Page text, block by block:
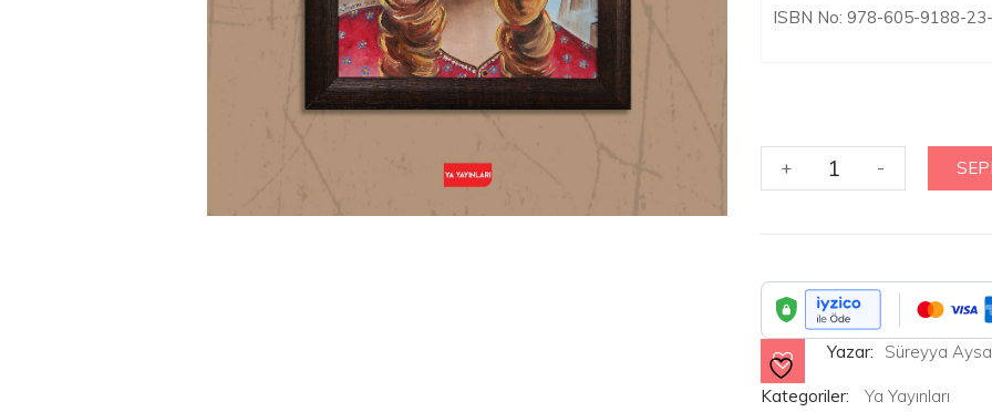
ISBN No: 978-605-9188-
+
GÜLPEMBE
adet
-
Yazar: Süreyya
Kategoriler: Ya Yayınları